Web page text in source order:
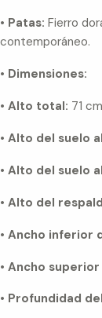
• Patas: Fierro
contemporáneo.
• Dimensiones:
• Alto total: 71 cm
• Alto del suelo
• Alto del suelo
• Alto del
• Ancho inferior
• Ancho
• Profundidad